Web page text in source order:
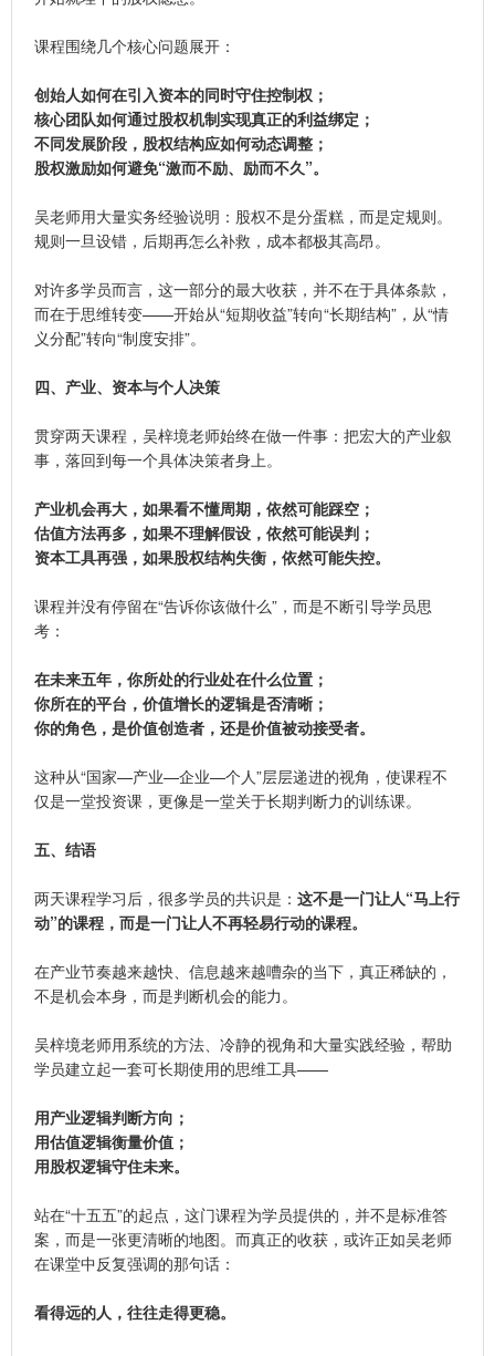
课程围绕几个核心问题展开：
创始人如何在引入资本的同时守住控制权；
核心团队如何通过股权机制实现真正的利益绑定；
不同发展阶段，股权结构应如何动态调整；
股权激励如何避免“激而不励、励而不久”。
吴老师用大量实务经验说明：股权不是分蛋糕，而是定规则。
规则一旦设错，后期再怎么补救，成本都极其高昂。
对许多学员而言，这一部分的最大收获，并不在于具体条款，
而在于思维转变——开始从“短期收益”转向“长期结构”，从“情
义分配”转向“制度安排”。
四、产业、资本与个人决策
贯穿两天课程，吴梓境老师始终在做一件事：把宏大的产业叙
事，落回到每一个具体决策者身上。
产业机会再大，如果看不懂周期，依然可能踩空；
估值方法再多，如果不理解假设，依然可能误判；
资本工具再强，如果股权结构失衡，依然可能失控。
课程并没有停留在“告诉你该做什么”，而是不断引导学员思
考：
在未来五年，你所处的行业处在什么位置；
你所在的平台，价值增长的逻辑是否清晰；
你的角色，是价值创造者，还是价值被动接受者。
这种从“国家—产业—企业—个人”层层递进的视角，使课程不
仅是一堂投资课，更像是一堂关于长期判断力的训练课。
五、结语
两天课程学习后，很多学员的共识是： 这不是一门让人“马上行
动”的课程，而是一门让人不再轻易行动的课程。
在产业节奏越来越快、信息越来越嘈杂的当下，真正稀缺的，
不是机会本身，而是判断机会的能力。
吴梓境老师用系统的方法、冷静的视角和大量实践经验，帮助
学员建立起一套可长期使用的思维工具——
用产业逻辑判断方向；
用估值逻辑衡量价值；
用股权逻辑守住未来。
站在“十五五”的起点，这门课程为学员提供的，并不是标准答
案，而是一张更清晰的地图。而真正的收获，或许正如吴老师
在课堂中反复强调的那句话：
看得远的人，往往走得更稳。